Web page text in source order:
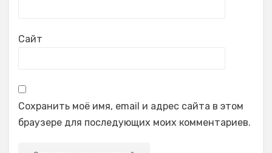
Сайт
Сохранить моё имя, email и адрес сайта в этом
браузере для последующих моих комментариев.